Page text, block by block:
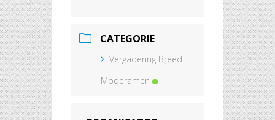
CATEGORIE
Vergadering Breed
Moderamen